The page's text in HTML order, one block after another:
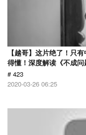
【越哥】这片绝了！只
得懂！深度解读《不成问
# 423
2020-03-26 06:25